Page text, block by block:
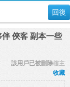
回復
俠客 副本一些
樓主
該用戶已被刪除
收藏